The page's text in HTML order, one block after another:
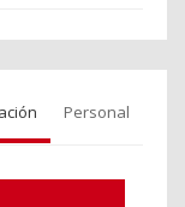
Personal